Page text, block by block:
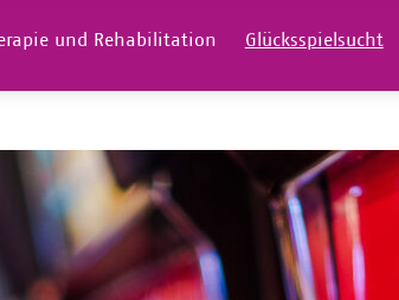
und Rehabilitation Glücksspielsucht